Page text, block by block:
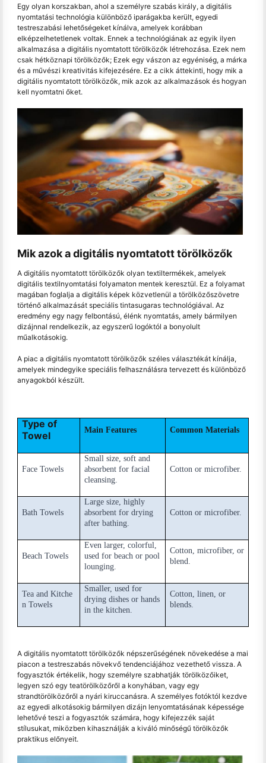
Egy olyan korszakban, ahol a személyre szabás király, a digitális
nyomtatási technológia különböző iparágakba került, egyedi
testreszabási lehetőségeket kínálva, amelyek korábban
elképzelhetetlenek voltak. Ennek a technológiának az egyik ilyen
alkalmazása a digitális nyomtatott törölközők létrehozása. Ezek nem
csak hétköznapi törölközők; Ezek egy vászon az egyéniség, a márka
és a művészi kreativitás kifejezésére. Ez a cikk áttekinti, hogy mik a
digitális nyomtatott törölközők, mik azok az alkalmazások és hogyan
kell nyomtatni őket.
Mik azok a digitális nyomtatott törölközők
A digitális nyomtatott törölközők olyan textiltermékek, amelyek
digitális textilnyomtatási folyamaton mentek keresztül. Ez a folyamat
magában foglalja a digitális képek közvetlenül a törölközőszövetre
történő alkalmazását speciális tintasugaras technológiával. Az
eredmény egy nagy felbontású, élénk nyomtatás, amely bármilyen
dizájnnal rendelkezik, az egyszerű logóktól a bonyolult
műalkotásokig.
A piac a digitális nyomtatott törölközők széles választékát kínálja,
amelyek mindegyike speciális felhasználásra tervezett és különböző
anyagokból készült.
Type of
Towel
Main Features Common Materials
Face Towels
Small size, soft and
absorbent for facial
cleansing.
Cotton or microfiber.
Bath Towels
Large size, highly
absorbent for drying
after bathing.
Cotton or microfiber.
Beach Towels
Even larger, colorful,
used for beach or pool
lounging.
Cotton, microfiber, or
blend.
Tea and Kitche
n Towels
Smaller, used for
drying dishes or hands
in the kitchen.
Cotton, linen, or
blends.
A digitális nyomtatott törölközők népszerűségének növekedése a mai
piacon a testreszabás növekvő tendenciájához vezethető vissza. A
fogyasztók értékelik, hogy személyre szabhatják törölközőiket,
legyen szó egy teatörölközőről a konyhában, vagy egy
strandtörölközőről a nyári kiruccanásra. A személyes fotóktól kezdve
az egyedi alkotásokig bármilyen dizájn lenyomtatásának képessége
lehetővé teszi a fogyasztók számára, hogy kifejezzék saját
stílusukat, miközben kihasználják a kiváló minőségű törölközők
praktikus előnyeit.